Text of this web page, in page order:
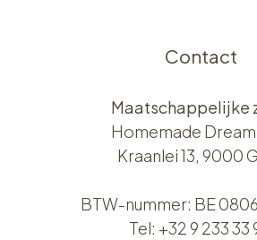
Contact
Maatschappelijke
Homemade
Kraanlei 13, 9000
BTW-nummer: BE
Tel: +32 9 233 33